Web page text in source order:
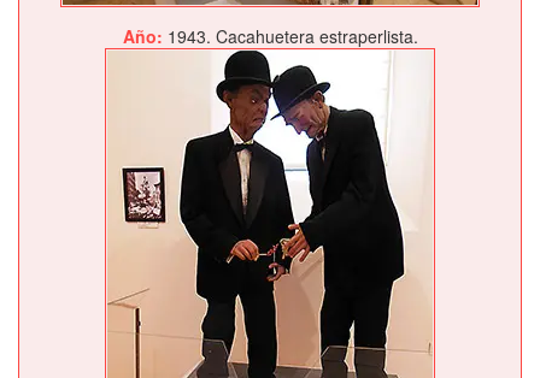
Año: 1943. Cacahuetera estraperlista.